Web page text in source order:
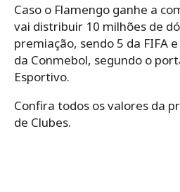
Caso o Flamengo ganhe a
vai distribuir 10 milhões de
premiação, sendo 5 da FIFA
da Conmebol, segundo o
Esportivo.
Confira todos os valores da
de Clubes.